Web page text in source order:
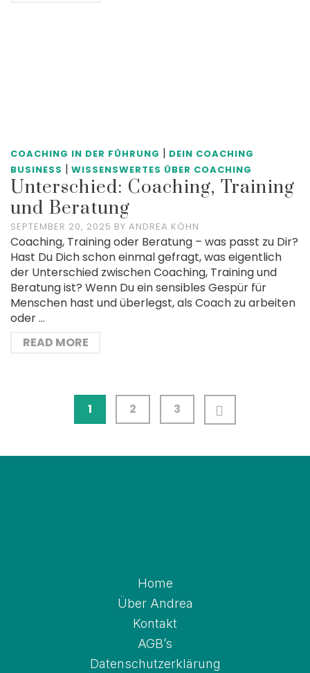
COACHING IN DER FÜHRUNG | DEIN COACHING
BUSINESS | WISSENSWERTES ÜBER COACHING
Unterschied: Coaching, Training
und Beratung
SEPTEMBER 20, 2025 BY ANDREA KÖHN
Coaching, Training oder Beratung – was passt zu Dir?
Hast Du Dich schon einmal gefragt, was eigentlich
der Unterschied zwischen Coaching, Training und
Beratung ist? Wenn Du ein sensibles Gespür für
Menschen hast und überlegst, als Coach zu arbeiten
oder …
READ MORE
1 2 3
Home
Über Andrea
Kontakt
AGB’s
Datenschutz­erklärung